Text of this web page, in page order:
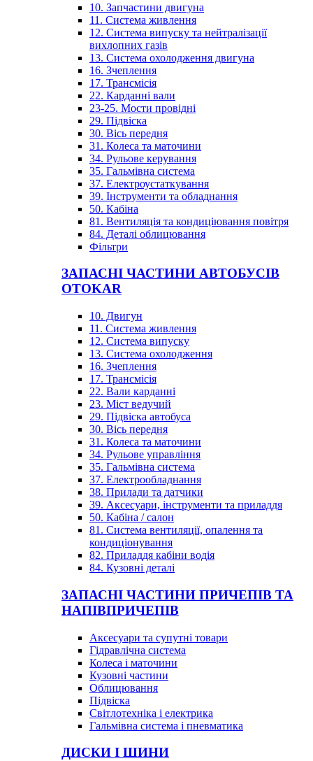
10. Запчастини двигуна
11. Система живлення
12. Система випуску та нейтралізації
вихлопних газів
13. Система охолодження двигуна
16. Зчеплення
17. Трансмісія
22. Карданні вали
23-25. Мости провідні
29. Підвіска
30. Вісь передня
31. Колеса та маточини
34. Рульове керування
35. Гальмівна система
37. Електроустаткування
39. Інструменти та обладнання
50. Кабіна
81. Вентиляція та кондиціювання повітря
84. Деталі облицювання
Фільтри
ЗАПАСНІ ЧАСТИНИ АВТОБУСІВ
OTOKAR
10. Двигун
11. Система живлення
12. Система випуску
13. Система охолодження
16. Зчеплення
17. Трансмісія
22. Вали карданні
23. Міст ведучий
29. Підвіска автобуса
30. Вісь передня
31. Колеса та маточини
34. Рульове управління
35. Гальмівна система
37. Електрообладнання
38. Прилади та датчики
39. Аксесуари, інструменти та приладдя
50. Кабіна / салон
81. Система вентиляції, опалення та
кондиціонування
82. Приладдя кабіни водія
84. Кузовні деталі
ЗАПАСНІ ЧАСТИНИ ПРИЧЕПІВ ТА
НАПІВПРИЧЕПІВ
Аксесуари та супутні товари
Гідравлічна система
Колеса і маточини
Кузовні частини
Облицювання
Підвіска
Світлотехніка і електрика
Гальмівна система і пневматика
ДИСКИ І ШИНИ